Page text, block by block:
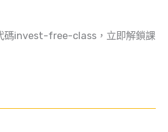
碼invest-free-class，立即解鎖課